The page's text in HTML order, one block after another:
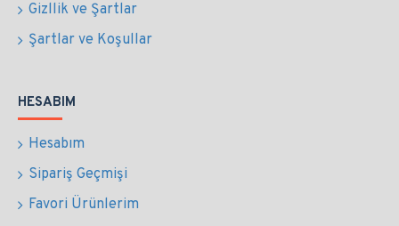
Gizllik ve Şartlar
Şartlar ve Koşullar
HESABIM
Hesabım
Sipariş Geçmişi
Favori Ürünlerim